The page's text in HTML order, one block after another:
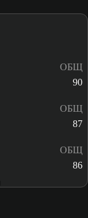
ОБЩ
90
ОБЩ
87
ОБЩ
86